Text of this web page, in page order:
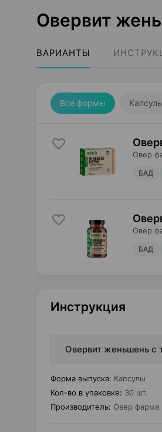
Овервит
ВАРИАНТЫ
Все формы
Овер
БАД
Овер
БАД
Инструкция
Овервит женьшень с
Форма выпуска: Капсулы
Кол-во в упаковке: 30 шт.
Производитель: Овер фарма